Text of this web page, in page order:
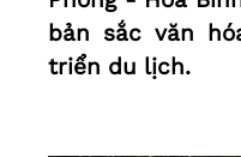
bản sắc văn
triển du lịch.